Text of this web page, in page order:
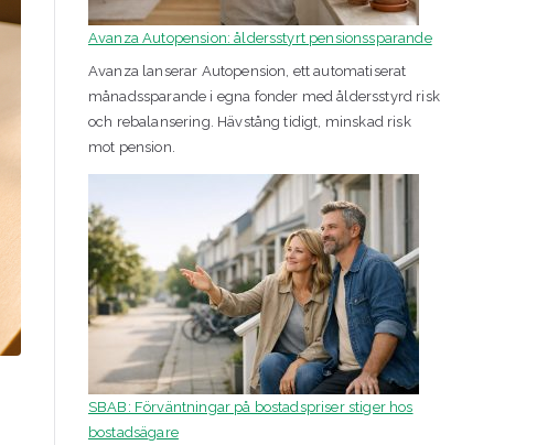
Avanza Autopension: åldersstyrt pensionssparande
Avanza lanserar Autopension, ett automatiserat
månadssparande i egna fonder med åldersstyrd risk
och rebalansering. Hävstång tidigt, minskad risk
mot pension.
SBAB: Förväntningar på bostadspriser stiger hos
bostadsägare